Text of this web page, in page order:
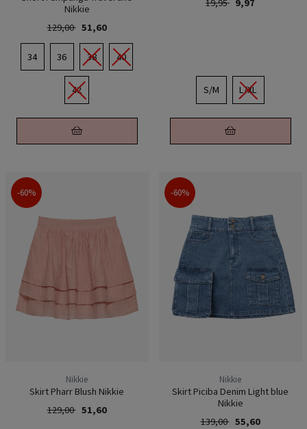
Nikkie
129,00 51,60
34 36 38 40
42
19,95 9,97
S/M L/XL
-60%
Nikkie
Skirt Pharr Blush Nikkie
129,00 51,60
-60%
Nikkie
Skirt Piciba Denim Light blue
Nikkie
139,00 55,60